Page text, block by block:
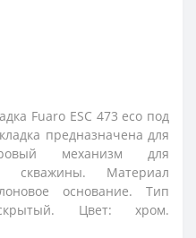
Fuaro ESC 473 eco под
предназначена для
механизм для
скважины. Материал
основание. Тип
Цвет: хром.